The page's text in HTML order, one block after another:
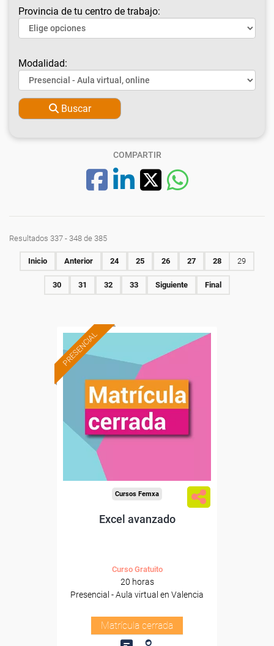
Provincia de tu centro de trabajo:
Modalidad:
Buscar
COMPARTIR
Resultados 337 - 348 de 385
Inicio Anterior 24 25 26 27 28 29
30 31 32 33 Siguiente Final
PRESENCIAL
Cursos Femxa
Excel avanzado
Curso Gratuito
20 horas
Presencial - Aula virtual en Valencia
Matrícula cerrada